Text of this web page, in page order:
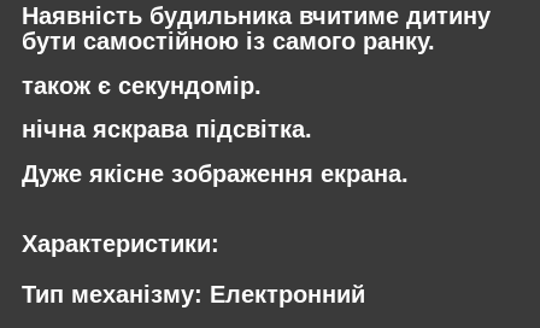
Наявність будильника вчитиме дитину
бути самостійною із самого ранку.
також є секундомір.
нічна яскрава підсвітка.
Дуже якісне зображення екрана.
Характеристики:
Тип механізму: Електронний